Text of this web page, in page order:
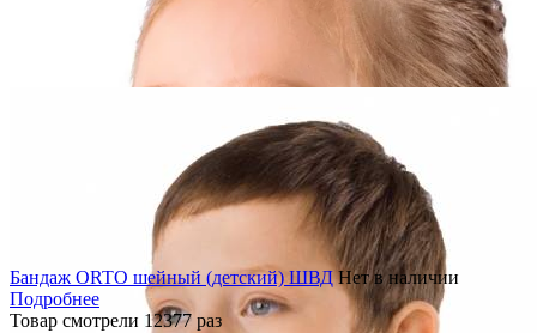
Бандаж ORTO шейный (детский) ШВД Нет в наличии
Подробнее
Товар смотрели 12377 раз